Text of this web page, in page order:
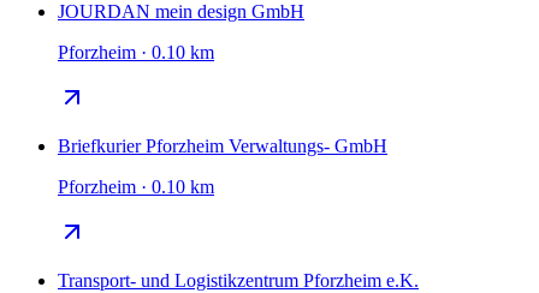
JOURDAN mein design GmbH
Pforzheim · 0.10 km
Briefkurier Pforzheim Verwaltungs- GmbH
Pforzheim · 0.10 km
Transport- und Logistikzentrum Pforzheim e.K.